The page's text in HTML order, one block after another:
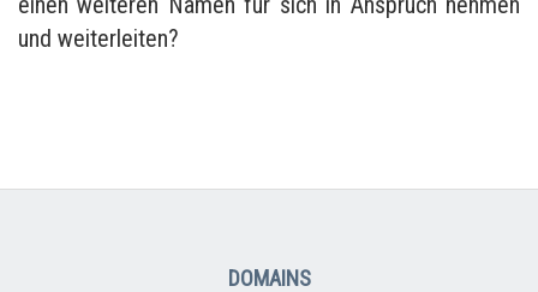
und weiterleiten?
DOMAINS